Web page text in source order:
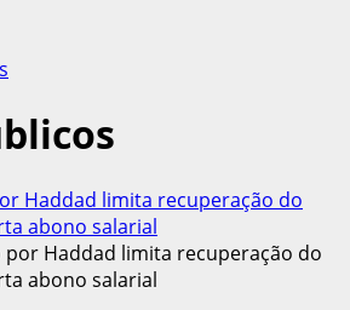
Haddad limita recuperação do
abono salarial